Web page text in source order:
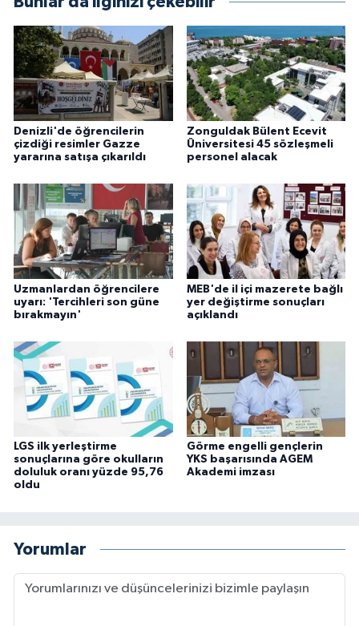
Denizli'de öğrencilerin
çizdiği resimler Gazze
yararına satışa çıkarıldı
Zonguldak Bülent Ecevit
Üniversitesi 45 sözleşmeli
personel alacak
Uzmanlardan öğrencilere
uyarı: 'Tercihleri son güne
bırakmayın'
MEB'de il içi mazerete bağlı
yer değiştirme sonuçları
açıklandı
LGS ilk yerleştirme
sonuçlarına göre okulların
doluluk oranı yüzde 95,76
oldu
Görme engelli gençlerin
YKS başarısında AGEM
Akademi imzası
Yorumlar